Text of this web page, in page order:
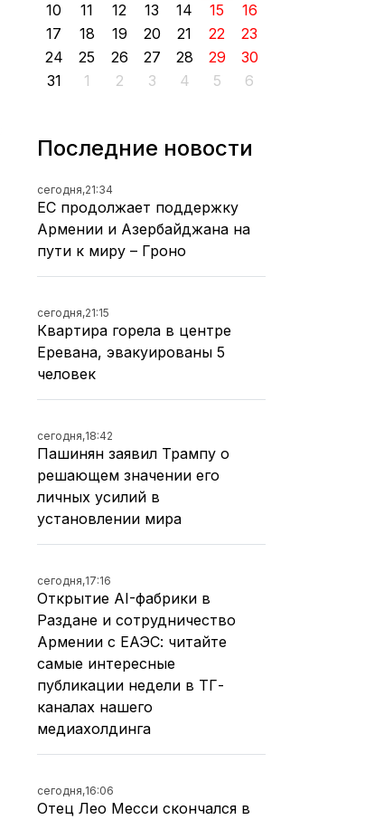
10
11 12 13 14 15
16
17
18 19 20 21 22
23
24
25 26 27 28 29
30
31
1 2 3 4 5 6
Последние новости
сегодня,21:34
ЕС продолжает поддержку
Армении и Азербайджана на
пути к миру – Гроно
сегодня,21:15
Квартира горела в центре
Еревана, эвакуированы 5
человек
сегодня,18:42
Пашинян заявил Трампу о
решающем значении его
личных усилий в
установлении мира
сегодня,17:16
Открытие AI-фабрики в
Раздане и сотрудничество
Армении с ЕАЭС: читайте
самые интересные
публикации недели в ТГ-
каналах нашего
медиахолдинга
сегодня,16:06
Отец Лео Месси скончался в